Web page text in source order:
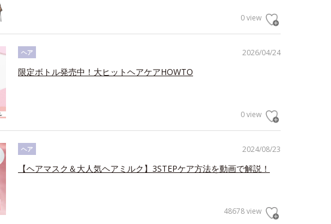
0 view
2026/04/24
ヘア
限定ボトル発売中！大ヒットヘアケアHOWTO
0 view
2024/08/23
ヘア
【ヘアマスク＆大人気ヘアミルク】3STEPケア方法を動画で解説！
48678 view